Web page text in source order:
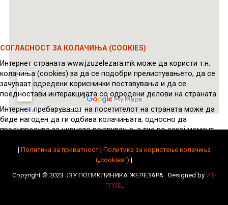
| Политика за приватност| Политика за користење колачиња
(„cookies“) |
Copyright © 2023 ЈЗУ ПОЛИКЛИНИКА ЖЕЛЕЗАРА . Designed by ИТ-
ГЛОБ.
СОГЛАСНОСТ ЗА КОЛАЧИЊА (COOKIES)
Интернет страната www.jzuzelezara.mk може да користи т.н.
колачиња (cookies) за да се подобри прелистувањето, да се
зачуваат одредени кориснички поставувања и да се
поедностави интеракцијата со одредени делови на страната.
Интернет пребарувачот на посетителот на страната може да
биде нагоден да ги одбива колачињата, односно да
предупредува за нивното појавување, а тие во секој момент
Во некои случаи, колачињата се потребни за правилно
функционирање на интернет страната.
Изберете дали се согласувате да се користат колачиња